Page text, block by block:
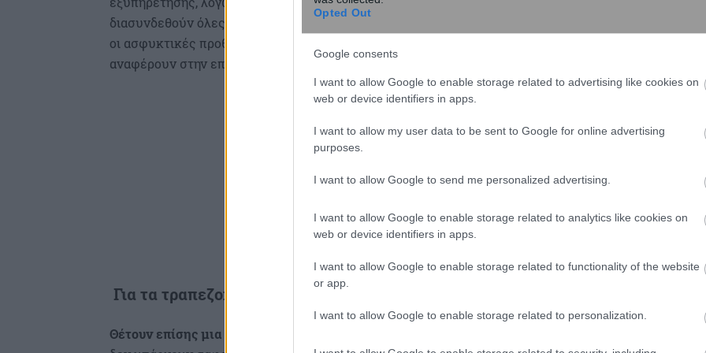
Opted Out
Google consents
I want to allow Google to enable storage related to advertising like cookies on
web or device identifiers in apps.
I want to allow my user data to be sent to Google for online advertising
purposes.
I want to allow Google to send me personalized advertising.
I want to allow Google to enable storage related to analytics like cookies on
web or device identifiers in apps.
I want to allow Google to enable storage related to functionality of the website
or app.
I want to allow Google to enable storage related to personalization.
διασυνδεθούν όλες εντός των επόμενων ελάχιστων ημερών. Πώς είναι δυνατόν να τηρηθούν
οι ασφυκτικές προθεσμίες όταν οι πάροχοι δεν είναι έτοιμοι να ανταποκριθούν στα αιτήματα;»
αναφέρουν στην επιστολή τους ΓΣΕΒΕΕ και ΕΣΕΕ.
Για τα τραπεζοκαθίσματα
Θέτουν επίσης μια σειρά ζητημάτων, όπως πχ για τα τραπεζοκαθίσματα στην εστίαση